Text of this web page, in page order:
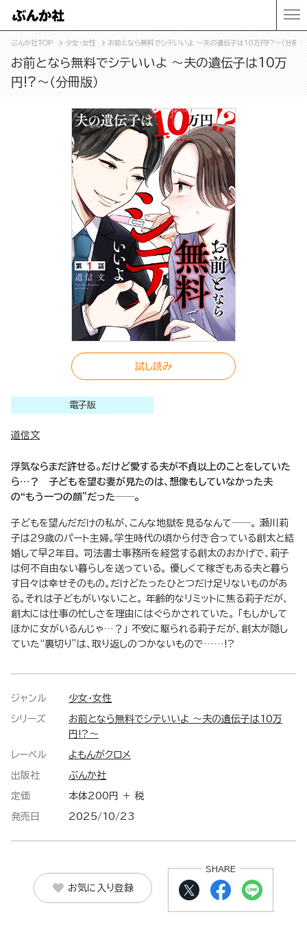
ぶんか社TOP 少女・女性 お前となら無料でシテいいよ ～夫の遺伝子は10万円!?～（分冊版
お前となら無料でシテいいよ ～夫の遺伝子は10万
円!?～（分冊版）
試し読み
電子版
道信文
浮気ならまだ許せる。だけど愛する夫が不貞以上のことをしていた
ら…？ 子どもを望む妻が見たのは、想像もしていなかった夫
の“もう一つの顔”だった──。
子どもを望んだだけの私が、こんな地獄を見るなんて──。 瀬川莉
子は29歳のパート主婦。学生時代の頃から付き合っている創太と結
婚して早2年目。 司法書士事務所を経営する創太のおかげで、莉子
は何不自由ない暮らしを送っている。 優しくて稼ぎもある夫と暮ら
す日々は幸せそのもの。だけどたったひとつだけ足りないものがあ
る。それは子どもがいないこと。 年齢的なリミットに焦る莉子だが、
創太には仕事の忙しさを理由にはぐらかされていた。 「もしかして
ほかに女がいるんじゃ…？」 不安に駆られる莉子だが、創太が隠し
ていた“裏切り”は、取り返しのつかないもので……!?
ジャンル 少女・女性
シリーズ
お前となら無料でシテいいよ ～夫の遺伝子は10万
円!?～
レーベル よもんがクロメ
出版社 ぶんか社
定価 本体200円 ＋ 税
発売日 2025/10/23
お気に入り登録
SHARE